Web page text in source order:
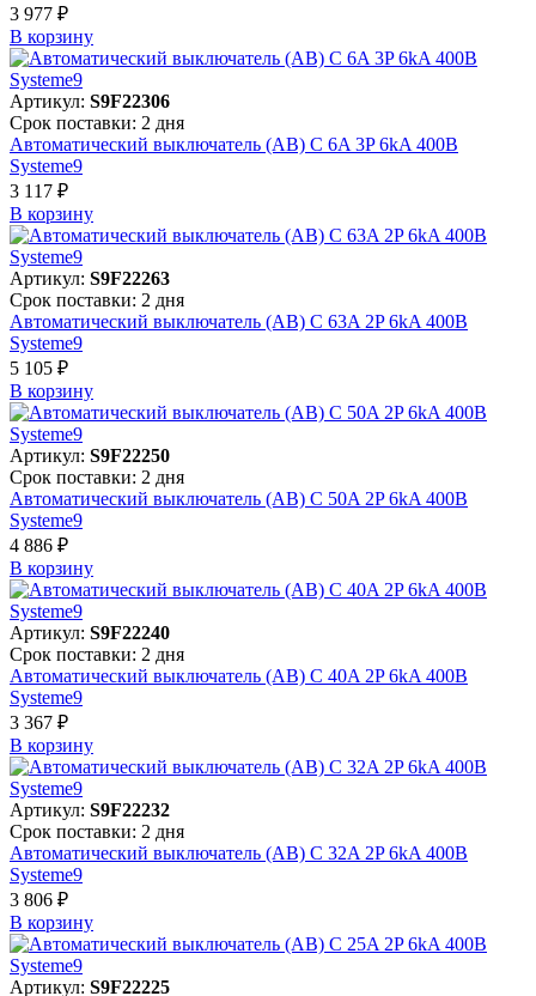
3 977 ₽
В корзинy
Артикул: S9F22306
Срок поставки: 2 дня
Автоматический выключатель (АВ) C 6A 3P 6kA 400В
Systeme9
3 117 ₽
В корзинy
Артикул: S9F22263
Срок поставки: 2 дня
Автоматический выключатель (АВ) C 63A 2P 6kA 400В
Systeme9
5 105 ₽
В корзинy
Артикул: S9F22250
Срок поставки: 2 дня
Автоматический выключатель (АВ) C 50A 2P 6kA 400В
Systeme9
4 886 ₽
В корзинy
Артикул: S9F22240
Срок поставки: 2 дня
Автоматический выключатель (АВ) C 40A 2P 6kA 400В
Systeme9
3 367 ₽
В корзинy
Артикул: S9F22232
Срок поставки: 2 дня
Автоматический выключатель (АВ) C 32A 2P 6kA 400В
Systeme9
3 806 ₽
В корзинy
Артикул: S9F22225